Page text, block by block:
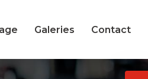
Galeries Contact